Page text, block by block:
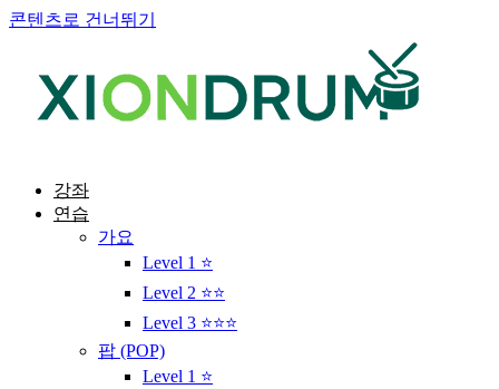
콘텐츠로 건너뛰기
강좌
연습
가요
Level 1 ⭐
Level 2 ⭐⭐
Level 3 ⭐⭐⭐
팝 (POP)
Level 1 ⭐